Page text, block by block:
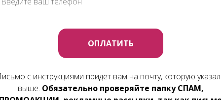
ОПЛАТИТЬ
с инструкциями придет вам на почту, которую
выше. Обязательно проверяйте папку СПАМ,